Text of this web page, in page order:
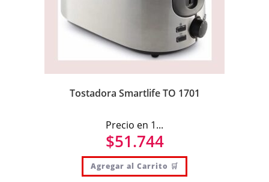
Tostadora Smartlife TO 1701
Precio en 1...
$51.744
Agregar al Carrito 🛒